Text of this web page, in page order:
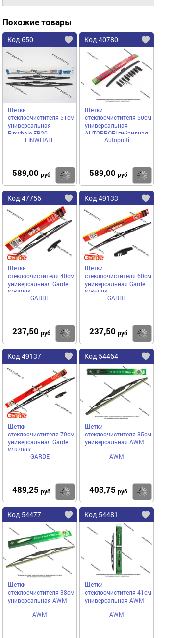
Похожие товары
Код 650
Щетки
стеклоочистителя 51см
универсальная
Finwhale FB20
FINWHALE
589,00 руб Купить
Код 40780
Щетки
стеклоочистителя 50см
универсальная
AUTOPROFI гибридная
HYB-20Autoprofi
589,00 руб
Код 47756
Щетки
стеклоочистителя 40см
универсальная Garde
WB400K
GARDE
237,50 руб Купить
Код 49133
Щетки
стеклоочистителя 60см
универсальная Garde
WB600K
GARDE
237,50 руб
Код 49137
Щетки
стеклоочистителя 70см
универсальная Garde
WB700K
GARDE
489,25 руб Купить
Код 54464
Щетки
стеклоочистителя 35см
универсальная AWM
AWM
403,75 руб
Код 54477
Щетки
стеклоочистителя 38см
универсальная AWM
AWM
Код 54481
Щетки
стеклоочистителя 41см
универсальная AWM
AWM